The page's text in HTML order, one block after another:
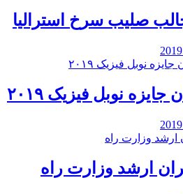
صلیب سرخ استرالیا
جایزه نوبل فیزیک ۲۰۱۹
ارشد وزارت راه